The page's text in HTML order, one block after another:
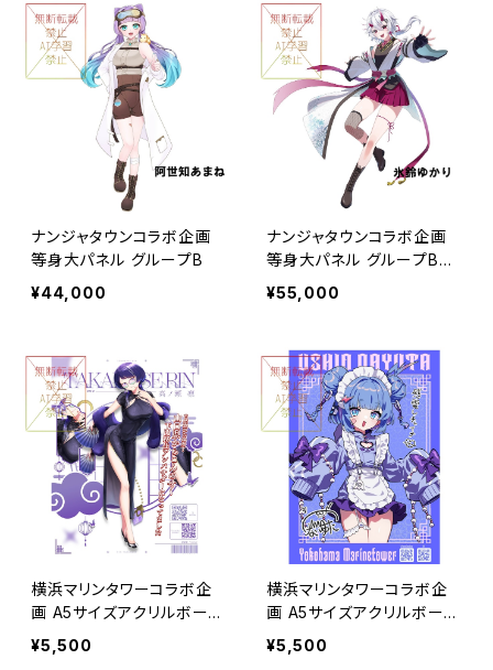
ナンジャタウンコラボ企画
等身大パネル グループB
¥44,000
ナンジャタウンコラボ企画
等身大パネル グループB
5万円コース
¥55,000
横浜マリンタワーコラボ企
画 A5サイズアクリルボード
グループB
¥5,500
横浜マリンタワーコラボ企
画 A5サイズアクリルボード
グループA
¥5,500